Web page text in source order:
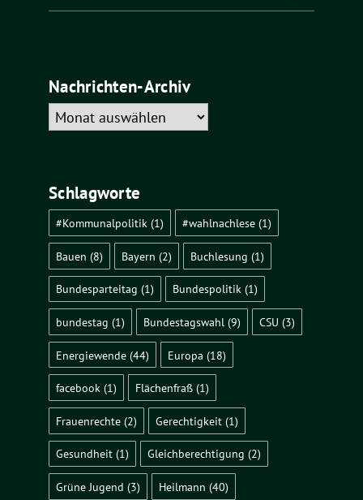
Nachrichten-Archiv
Nachrichten-
Archiv
Schlagworte
#Kommunalpolitik (1) #wahlnachlese(1)
Bauen (8) Bayern (2) Buchlesung (1)
Bundesparteitag (1) Bundespolitik(1)
bundestag (1) Bundestagswahl(9) CSU (3)
Energiewende (44) Europa (18)
facebook (1) Flächenfraß(1)
Frauenrechte (2) Gerechtigkeit(1)
Gesundheit (1) Gleichberechtigung (2)
Grüne Jugend (3) Heilmann (40)